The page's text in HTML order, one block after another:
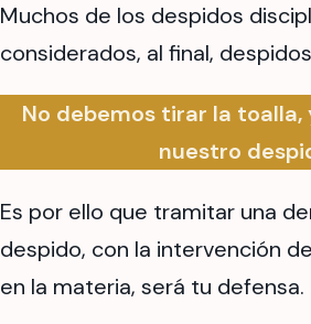
Muchos de los despidos
considerados, al final,
No debemos tirar la toalla,
nuestro
Es por ello que tramitar una
despido, con la intervención
en la materia, será tu defensa.